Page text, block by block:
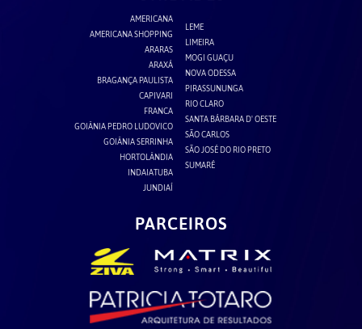
AMERICANA
AMERICANA SHOPPING
ARARAS
ARAXÁ
BRAGANÇA PAULISTA
CAPIVARI
FRANCA
GOIÂNIA PEDRO LUDOVICO
GOIÂNIA SERRINHA
HORTOLÂNDIA
INDAIATUBA
JUNDIAÍ
LEME
LIMEIRA
MOGI GUAÇU
NOVA ODESSA
PIRASSUNUNGA
RIO CLARO
SANTA BÁRBARA D' OESTE
SÃO CARLOS
SÃO JOSÉ DO RIO PRETO
SUMARÉ
PARCEIROS